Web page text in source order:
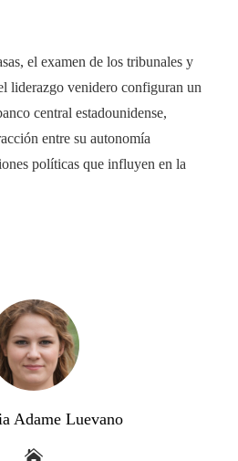
el examen de los tribunales y
liderazgo venidero configuran un
central estadounidense,
entre su autonomía
políticas que influyen en la
Adame Luevano